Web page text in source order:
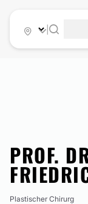
PROF.
Plastischer Chirurg